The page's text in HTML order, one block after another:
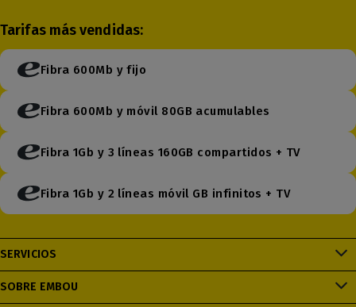
Tarifas más vendidas:
Fibra 600Mb y fijo
Fibra 600Mb y móvil 80GB acumulables
Fibra 1Gb y 3 líneas 160GB compartidos + TV
Fibra 1Gb y 2 líneas móvil GB infinitos + TV
SERVICIOS
SOBRE EMBOU